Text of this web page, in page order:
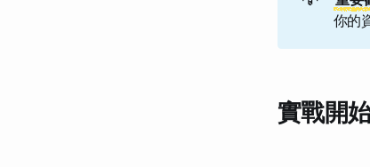
你的
實戰開